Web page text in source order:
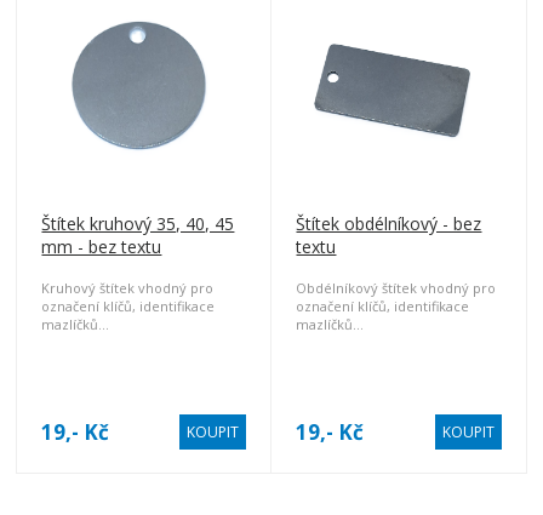
Štítek kruhový 35, 40, 45
mm - bez textu
Kruhový štítek vhodný pro
označení klíčů, identifikace
mazlíčků...
19,- Kč KOUPIT
Štítek obdélníkový - bez
textu
Obdélníkový štítek vhodný pro
označení klíčů, identifikace
mazlíčků...
19,- Kč KOUPIT